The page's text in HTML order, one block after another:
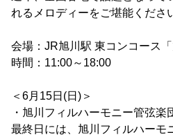
れるメロディーをご堪能くださ
会場：JR旭川駅 東コンコース
時間：11:00～18:00
＜6月15日(日)＞
・旭川フィルハーモニー管弦楽
最終日には、旭川フィルハーモ